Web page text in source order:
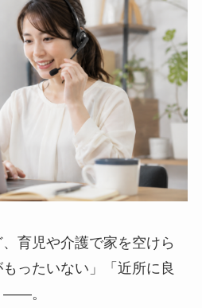
、育児や介護で家を空けら
ったいない」「近所に良
――。